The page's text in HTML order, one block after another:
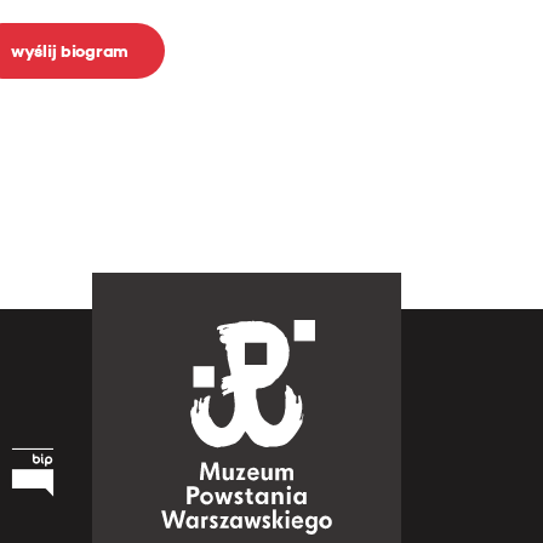
wyślij biogram